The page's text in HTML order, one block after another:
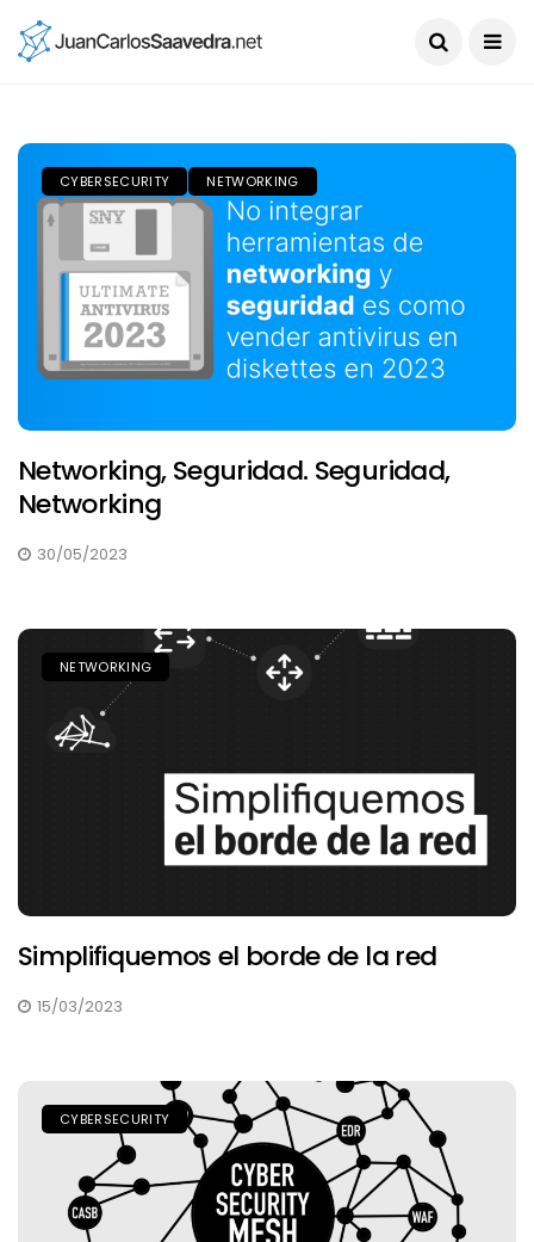
CYBERSECURITY NETWORKING
Networking, Seguridad. Seguridad,
Networking
30/05/2023
NETWORKING
Simplifiquemos el borde de la red
15/03/2023
CYBERSECURITY